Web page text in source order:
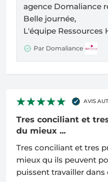
agence Domaliance
Belle journée,
L'équipe Ressources
Par Domaliance
AVIS
Tres conciliant et
du mieux ...
Tres conciliant et tres
mieux qu ils peuvent
puissent travailler